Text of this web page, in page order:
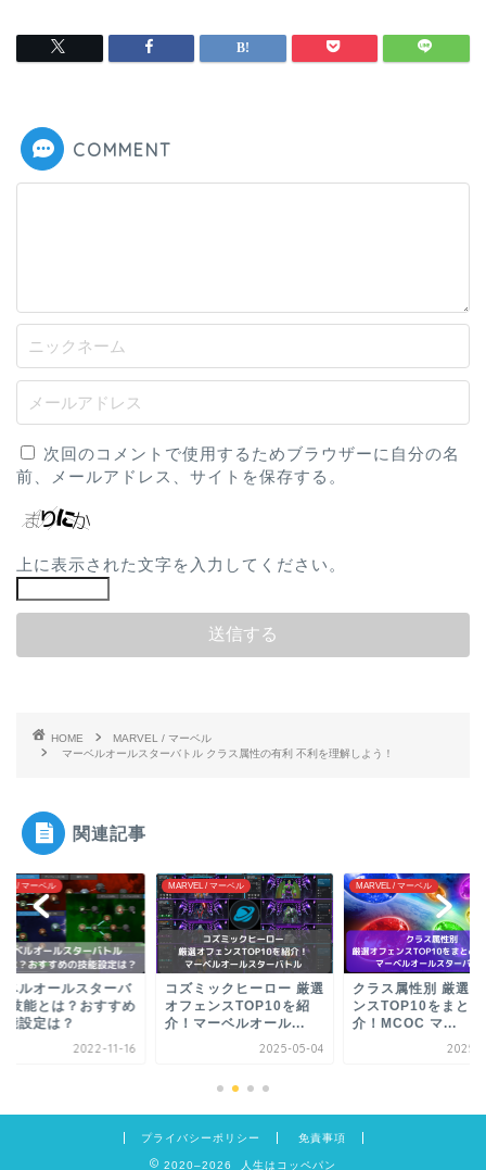
COMMENT
次回のコメントで使用するためブラウザーに自分の名
前、メールアドレス、サイトを保存する。
上に表示された文字を入力してください。
HOME
MARVEL / マーベル
マーベルオールスターバトル クラス属性の有利 不利を理解しよう！
関連記事
/ マーベル
ベルオールスターバ
技能とは？おすすめ
能設定は？
2022-11-16
MARVEL / マーベル
コズミックヒーロー 厳選
オフェンスTOP10を紹
介！マーベルオール...
2025-05-04
MARVEL / マーベル
クラス属性別 厳選
ンスTOP10をまとめ
介！MCOC マ...
2025-
プライバシーポリシー 免責事項
2020–2026 人生はコッペパン